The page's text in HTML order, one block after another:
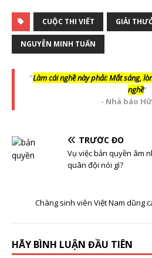
CUỘC THI VIẾT GIẢI
NGUYỄN MINH TUẤN
"Làm cái nghề này phải: Mắt sáng,
nghề"
- Nhà báo
TRƯỚC ĐÓ
Vụ việc bản quyền âm
quân đội nói gì?
Chàng sinh viên Việt Nam dũng
HÃY BÌNH LUẬN ĐẦU TIÊN